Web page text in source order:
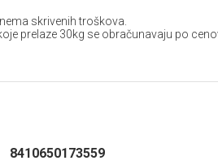
skrivenih troškova.
prelaze 30kg se obračunavaju po
8410650173559